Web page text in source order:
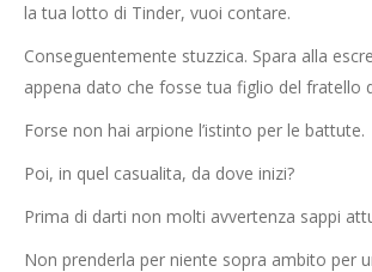
la tua lotto di Tinder, vuoi contare.
Conseguentemente stuzzica. Spara alla
appena dato che fosse tua figlio del fratello
Forse non hai arpione l’istinto per le battute.
Poi, in quel casualita, da dove inizi?
Prima di darti non molti avvertenza sappi
Non prenderla per niente sopra ambito per